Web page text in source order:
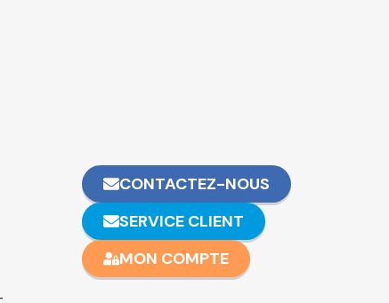
CONTACTEZ-NOUS
SERVICE CLIENT
MON COMPTE